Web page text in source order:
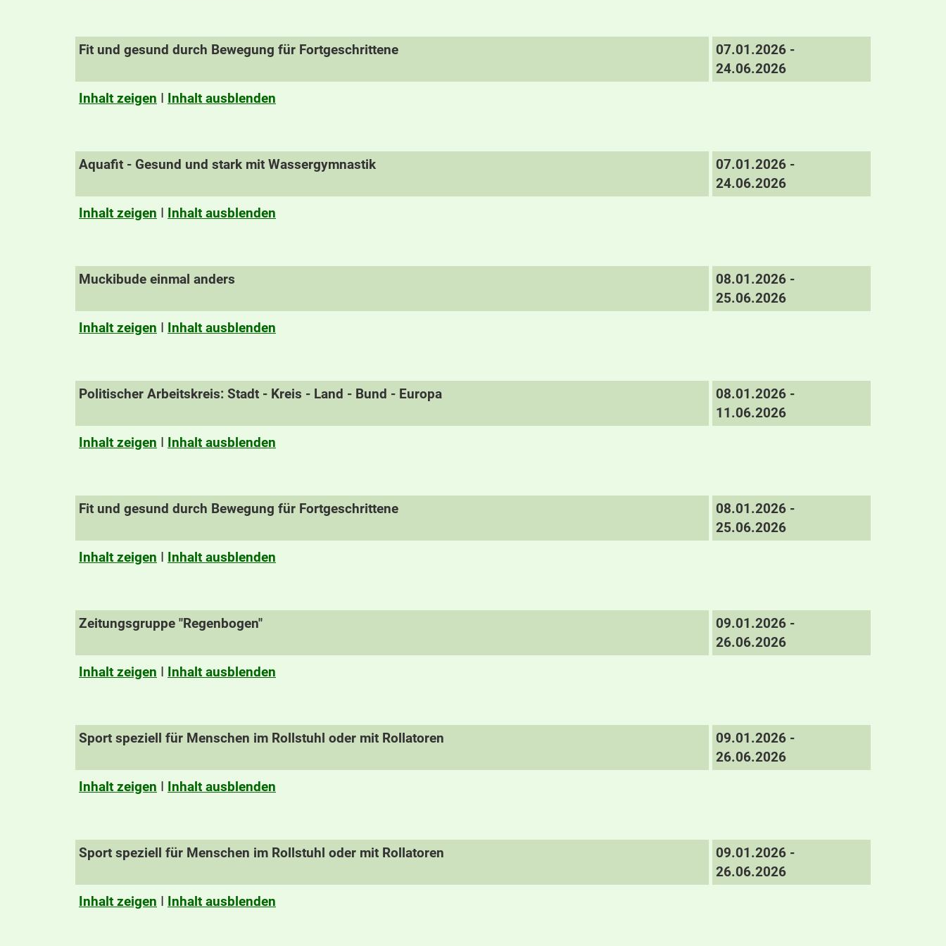
Fit und gesund durch Bewegung für Fortgeschrittene
07.01.2026 -
24.06.2026
Inhalt zeigen I Inhalt ausblenden
Aquafit - Gesund und stark mit Wassergymnastik
07.01.2026 -
24.06.2026
Inhalt zeigen I Inhalt ausblenden
Muckibude einmal anders
08.01.2026 -
25.06.2026
Inhalt zeigen I Inhalt ausblenden
Politischer Arbeitskreis: Stadt - Kreis - Land - Bund - Europa
08.01.2026 -
11.06.2026
Inhalt zeigen I Inhalt ausblenden
Fit und gesund durch Bewegung für Fortgeschrittene
08.01.2026 -
25.06.2026
Inhalt zeigen I Inhalt ausblenden
Zeitungsgruppe "Regenbogen"
09.01.2026 -
26.06.2026
Inhalt zeigen I Inhalt ausblenden
Sport speziell für Menschen im Rollstuhl oder mit Rollatoren
09.01.2026 -
26.06.2026
Inhalt zeigen I Inhalt ausblenden
Sport speziell für Menschen im Rollstuhl oder mit Rollatoren
09.01.2026 -
26.06.2026
Inhalt zeigen I Inhalt ausblenden